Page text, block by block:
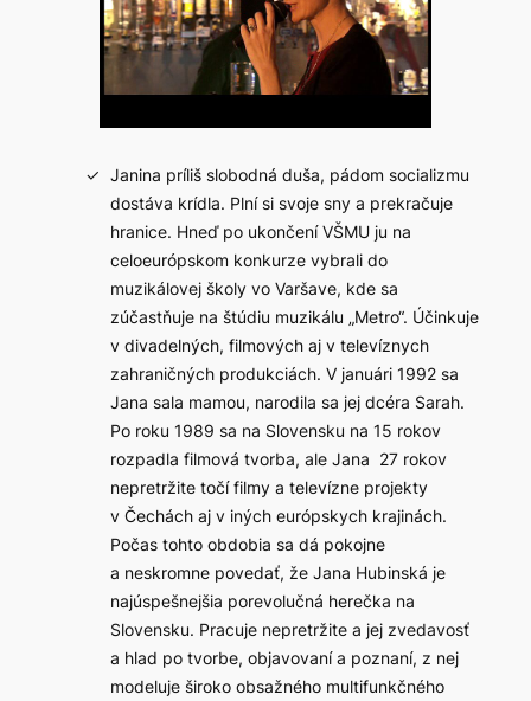
Janina príliš slobodná duša, pádom socializmu
dostáva krídla. Plní si svoje sny a prekračuje
hranice. Hneď po ukončení VŠMU ju na
celoeurópskom konkurze vybrali do
muzikálovej školy vo Varšave, kde sa
zúčastňuje na štúdiu muzikálu „Metro“. Účinkuje
v divadelných, filmových aj v televíznych
zahraničných produkciách. V januári 1992 sa
Jana sala mamou, narodila sa jej dcéra Sarah.
Po roku 1989 sa na Slovensku na 15 rokov
rozpadla filmová tvorba, ale Jana 27 rokov
nepretržite točí filmy a televízne projekty
v Čechách aj v iných európskych krajinách.
Počas tohto obdobia sa dá pokojne
a neskromne povedať, že Jana Hubinská je
najúspešnejšia porevolučná herečka na
Slovensku. Pracuje nepretržite a jej zvedavosť
a hlad po tvorbe, objavovaní a poznaní, z nej
modeluje široko obsažného multifunkčného